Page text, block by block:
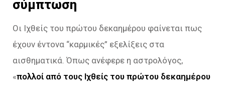
σύμπτωση
Οι Ιχθείς του πρώτου δεκαημέρου φαίνεται πως
έχουν έντονα “καρμικές” εξελίξεις στα
αισθηματικά. Όπως ανέφερε η αστρολόγος,
«πολλοί από τους Ιχθείς του πρώτου δεκαημέρου